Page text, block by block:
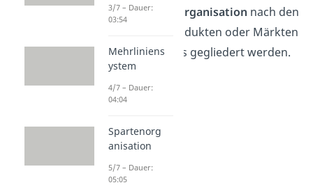
divisionalen Organisation nach den
verschiedenen Produkten oder Märkten
des Unternehmens gegliedert werden.
3/7 – Dauer:
03:54
Mehrliniens
ystem
4/7 – Dauer:
04:04
Spartenorg
anisation
5/7 – Dauer:
05:05